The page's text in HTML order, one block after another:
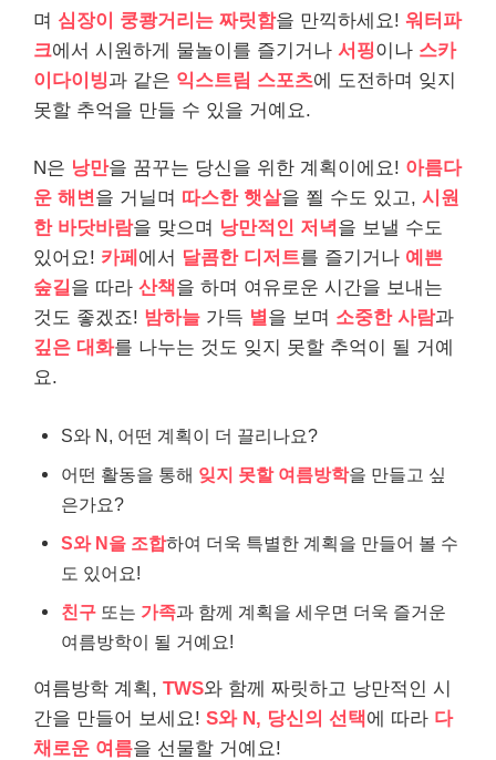
며 심장이 쿵쾅거리는 짜릿함을 만끽하세요! 워터파
크에서 시원하게 물놀이를 즐기거나 서핑이나 스카
이다이빙과 같은 익스트림 스포츠에 도전하며 잊지
못할 추억을 만들 수 있을 거예요.
N은 낭만을 꿈꾸는 당신을 위한 계획이에요! 아름다
운 해변을 거닐며 따스한 햇살을 쬘 수도 있고, 시원
한 바닷바람을 맞으며 낭만적인 저녁 을 보낼 수도
있어요! 카페 에서 달콤한 디저트를 즐기거나 예쁜
숲길을 따라 산책을 하며 여유로운 시간을 보내는
것도 좋겠죠! 밤하늘 가득 별을 보며 소중한 사람과
깊은 대화를 나누는 것도 잊지 못할 추억이 될 거예
요.
S와 N, 어떤 계획이 더 끌리나요?
어떤 활동을 통해 잊지 못할 여름방학을 만들고 싶
은가요?
S와 N을 조합하여 더욱 특별한 계획을 만들어 볼 수
도 있어요!
친구 또는 가족과 함께 계획을 세우면 더욱 즐거운
여름방학이 될 거예요!
여름방학 계획, TWS와 함께 짜릿하고 낭만적인 시
간을 만들어 보세요! S와 N, 당신의 선택에 따라 다
채로운 여름을 선물할 거예요!